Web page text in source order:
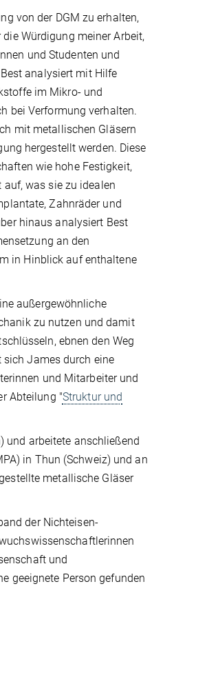
von der DGM zu erhalten,
Würdigung meiner Arbeit,
und Studenten und
analysiert mit Hilfe
im Mikro- und
bei Verformung verhalten.
mit metallischen Gläsern
hergestellt werden. Diese
wie hohe Festigkeit,
was sie zu idealen
Zahnräder und
hinaus analysiert Best
an den
in Hinblick auf enthaltene
außergewöhnliche
zu nutzen und damit
ebnen den Weg
sich James durch eine
und Mitarbeiter und
Abteilung "Struktur und
und arbeitete anschließend
in Thun (Schweiz) und an
metallische Gläser
der Nichteisen-
und
geeignete Person gefunden